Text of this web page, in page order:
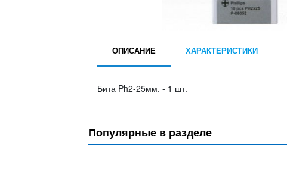
ОПИСАНИЕ ХАРАКТЕРИСТИКИ
Бита Ph2-25мм. - 1 шт.
Популярные в разделе